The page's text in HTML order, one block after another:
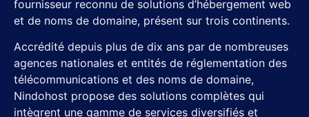
fournisseur reconnu de solutions d’hébergement web
et de noms de domaine, présent sur trois continents.
Accrédité depuis plus de dix ans par de nombreuses
agences nationales et entités de réglementation des
télécommunications et des noms de domaine,
Nindohost propose des solutions complètes qui
intègrent une gamme de services diversifiés et